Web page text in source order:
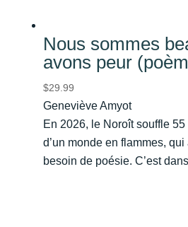
Nous sommes
avons peur
$29.99
Geneviève Amyot
En 2026, le Noroît souffle
d’un monde en flammes,
besoin de poésie. C’est